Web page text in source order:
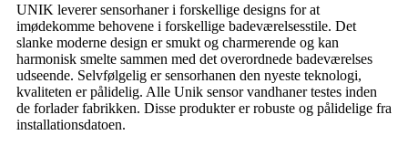
UNIK leverer sensorhaner i forskellige designs for at
imødekomme behovene i forskellige badeværelsesstile. Det
slanke moderne design er smukt og charmerende og kan
harmonisk smelte sammen med det overordnede badeværelses
udseende. Selvfølgelig er sensorhanen den nyeste teknologi,
kvaliteten er pålidelig. Alle Unik sensor vandhaner testes inden
de forlader fabrikken. Disse produkter er robuste og pålidelige fra
installationsdatoen.